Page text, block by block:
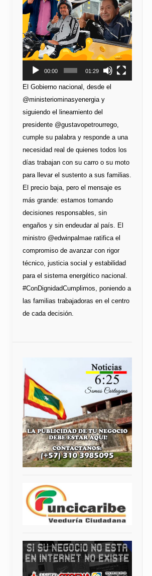
00:00 01:29
El Gobierno nacional, desde el
@ministeriominasyenergia y
siguiendo el lineamiento del
presidente @gustavopetrourrego,
cumple su palabra y responde a una
necesidad real de quienes todos los
días trabajan con su carro o su moto
para llevar el sustento a sus familias.
El precio baja, pero el mensaje es
más grande: estamos tomando
decisiones responsables, sin
engaños y sin endeudar al país. El
ministro @edwinpalmae ratifica el
compromiso de avanzar con rigor
técnico, justicia social y estabilidad
para el sistema energético nacional.
#ConDignidadCumplimos, poniendo a
las familias trabajadoras en el centro
de cada decisión.